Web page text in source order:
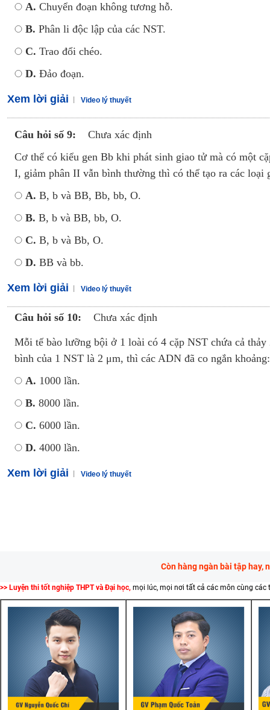
A. Chuyển đoạn không tương hỗ.
B. Phân li độc lập của các NST.
C. Trao đổi chéo.
D. Đảo đoạn.
Xem lời giải Video lý thuyết
Câu hỏi số 9:
Chưa xác định
Cơ thể có kiểu gen Bb khi phát sinh giao tử mà có một
I, giảm phân II vẫn bình thường thì có thể tạo ra các loại
A. B, b và BB, Bb, bb, O.
B. B, b và BB, bb, O.
C. B, b và Bb, O.
D. BB và bb.
Xem lời giải Video lý thuyết
Câu hỏi số 10: Chưa xác định
Mỗi tế bào lưỡng bội ở 1 loài có 4 cặp NST chứa cả thảy
bình của 1 NST là 2 μm, thì các ADN đã co ngắn khoảng:
A. 1000 lần.
B. 8000 lần.
C. 6000 lần.
D. 4000 lần.
Xem lời giải Video lý thuyết
Còn hàng ngàn bài tập hay,
>> Luyện thi tốt nghiệp THPT và Đại học, mọi lúc, mọi nơi tất cả các môn cùng các